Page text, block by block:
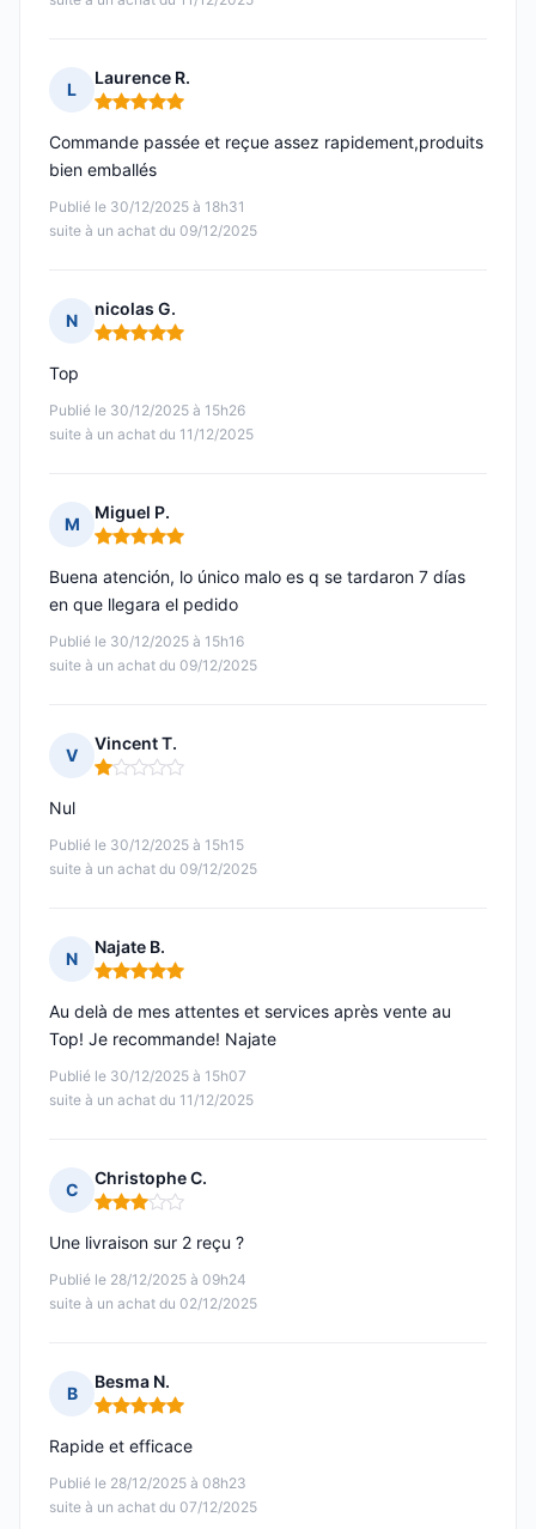
L
Laurence R.
Note : 5 sur 5
Publié le 30/12/2025 à 18h31
suite à un achat du 09/12/2025
Commande passée et reçue assez rapidement,produits
bien emballés
N
nicolas G.
Note : 5 sur 5
Publié le 30/12/2025 à 15h26
suite à un achat du 11/12/2025
Top
M
Miguel P.
Note : 5 sur 5
Publié le 30/12/2025 à 15h16
suite à un achat du 09/12/2025
Buena atención, lo único malo es q se tardaron 7 días
en que llegara el pedido
V
Vincent T.
Note : 1 sur 5
Publié le 30/12/2025 à 15h15
suite à un achat du 09/12/2025
Nul
N
Najate B.
Note : 5 sur 5
Publié le 30/12/2025 à 15h07
suite à un achat du 11/12/2025
Au delà de mes attentes et services après vente au
Top! Je recommande! Najate
C
Christophe C.
Note : 3 sur 5
Publié le 28/12/2025 à 09h24
suite à un achat du 02/12/2025
Une livraison sur 2 reçu ?
B
Besma N.
Note : 5 sur 5
Publié le 28/12/2025 à 08h23
suite à un achat du 07/12/2025
Rapide et efficace